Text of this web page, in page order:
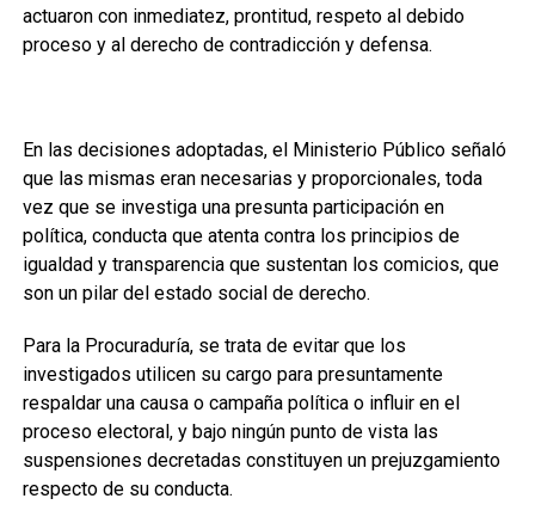
actuaron con inmediatez, prontitud, respeto al debido
proceso y al derecho de contradicción y defensa.
En las decisiones adoptadas, el Ministerio Público señaló
que las mismas eran necesarias y proporcionales, toda
vez que se investiga una presunta participación en
política, conducta que atenta contra los principios de
igualdad y transparencia que sustentan los comicios, que
son un pilar del estado social de derecho.
Para la Procuraduría, se trata de evitar que los
investigados utilicen su cargo para presuntamente
respaldar una causa o campaña política o influir en el
proceso electoral, y bajo ningún punto de vista las
suspensiones decretadas constituyen un prejuzgamiento
respecto de su conducta.